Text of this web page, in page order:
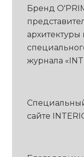
Бренд
архитектуры
журнала
сайте